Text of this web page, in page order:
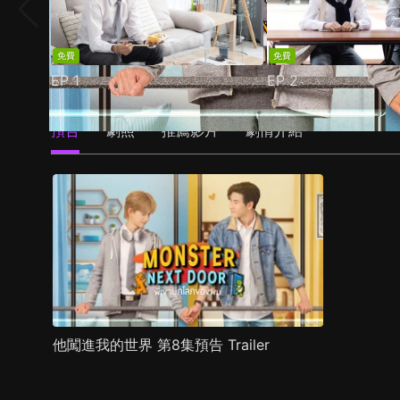
免費
EP1
免費
EP2
預告 劇照 推薦影片 劇情介紹
他闖進我的世界 第8集預告 Trailer